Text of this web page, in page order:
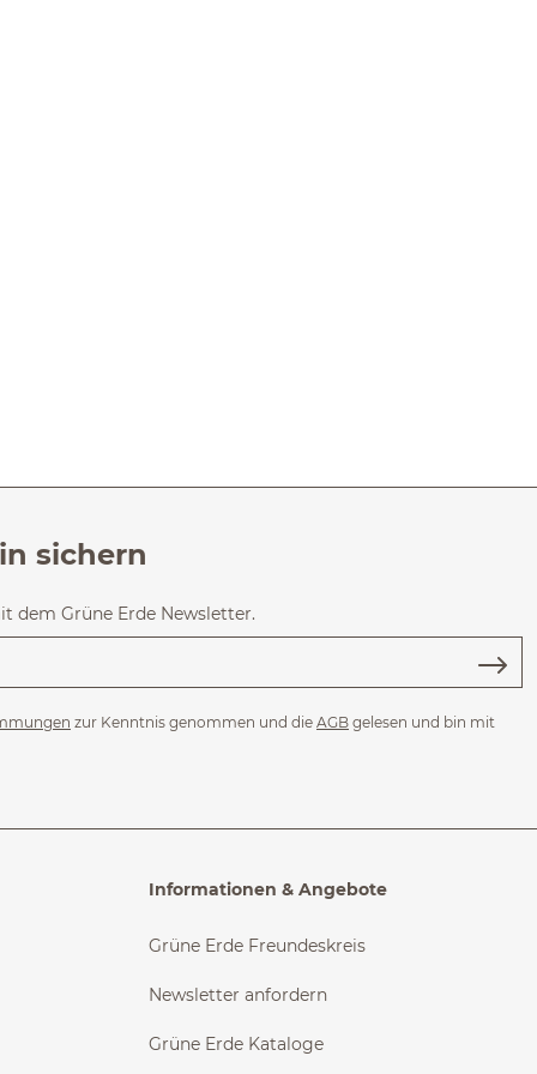
sichern
dem Grüne Erde Newsletter.
zur Kenntnis genommen und die AGB gelesen und bin mit
Informationen & Angebote
Grüne Erde Freundeskreis
Newsletter anfordern
Grüne Erde Kataloge